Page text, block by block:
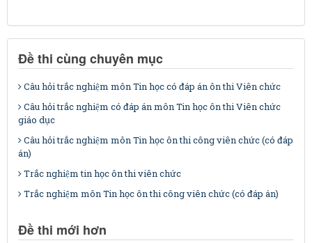
Đề thi cùng chuyên mục
Câu hỏi trắc nghiệm môn Tin học có đáp án ôn thi Viên chức
Câu hỏi trắc nghiệm có đáp án môn Tin học ôn thi Viên chức
giáo dục
Câu hỏi trắc nghiệm môn Tin học ôn thi công viên chức (có đáp
án)
Trắc nghiệm tin học ôn thi viên chức
Trắc nghiệm môn Tin học ôn thi công viên chức (có đáp án)
Đề thi mới hơn